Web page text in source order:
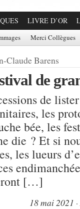
LIVRE D’OR
Merci Collègues
Claude Barens
de
de
les
bée, les
die ? Et si
les lueurs
[…]
18 mai 2021